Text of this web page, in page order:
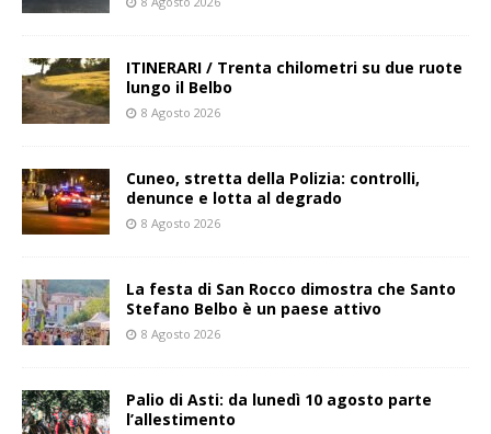
ITINERARI / Trenta chilometri su due ruote
lungo il Belbo
8 Agosto 2026
Cuneo, stretta della Polizia: controlli,
denunce e lotta al degrado
8 Agosto 2026
La festa di San Rocco dimostra che Santo
Stefano Belbo è un paese attivo
8 Agosto 2026
Palio di Asti: da lunedì 10 agosto parte
l’allestimento